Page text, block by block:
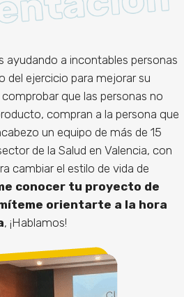
ayudando a incontables personas
del ejercicio para mejorar su
que las personas no
compran a la persona que
un equipo de más de 15
de la Salud en Valencia, con
cambiar el estilo de vida de
conocer tu proyecto de
orientarte a la hora
, ¡Hablamos!